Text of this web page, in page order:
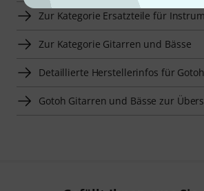
Zur Kategorie Ersatzteile für
Zur Kategorie Gitarren und Bässe
Detaillierte Herstellerinfos für Gotoh
Gotoh Gitarren und Bässe zur